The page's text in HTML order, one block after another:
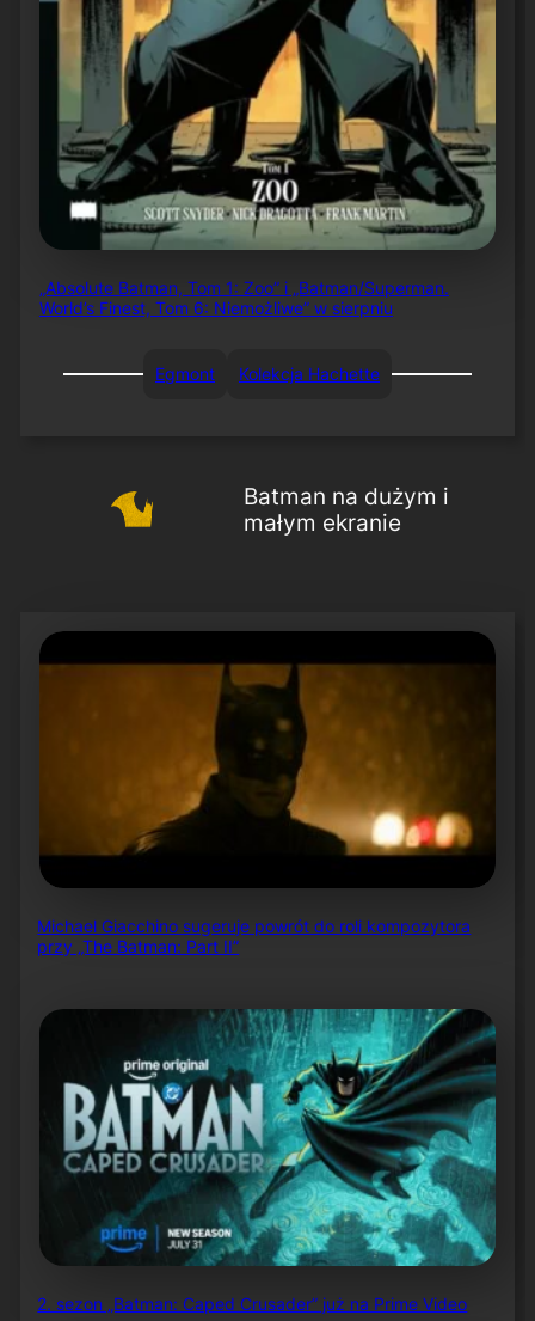
„Absolute Batman, Tom 1: Zoo” i „Batman/Superman.
World’s Finest, Tom 6: Niemożliwe” w sierpniu
Egmont Kolekcja Hachette
Batman na dużym i
małym ekranie
Michael Giacchino sugeruje powrót do roli kompozytora
przy „The Batman: Part II”
2. sezon „Batman: Caped Crusader” już na Prime Video